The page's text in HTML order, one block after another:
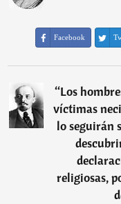
Facebook
“Los
víctimas
lo seguirán
religiosas,